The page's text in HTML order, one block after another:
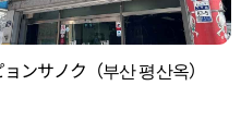
ンサノク（부산 평산옥）